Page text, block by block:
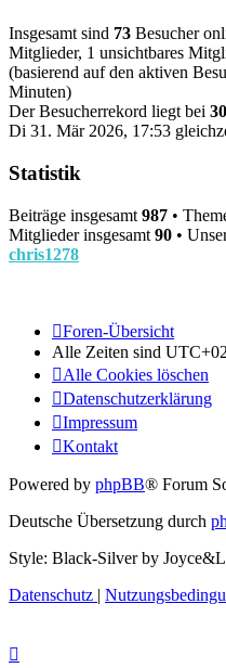
Insgesamt sind 73 Besucher
Mitglieder, 1 unsichtbares
(basierend auf den aktiven
Minuten)
Der Besucherrekord liegt bei
Di 31. Mär 2026, 17:53
Statistik
Beiträge insgesamt 987 •
Mitglieder insgesamt 90 •
chris1278
Foren-Übersicht
Alle Zeiten sind
Alle Cookies löschen
Datenschutzerklärung
Impressum
Kontakt
Powered by phpBB® Forum
Deutsche Übersetzung durch
Style: Black-Silver by
Datenschutz |